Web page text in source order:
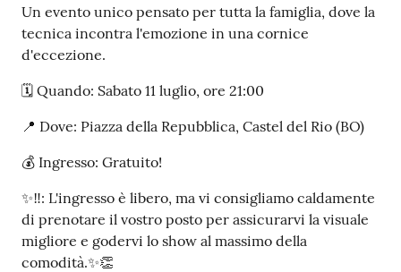
Un evento unico pensato per tutta la famiglia, dove la
tecnica incontra l'emozione in una cornice
d'eccezione.
🗓️ Quando: Sabato 11 luglio, ore 21:00
📍 Dove: Piazza della Repubblica, Castel del Rio (BO)
💰 Ingresso: Gratuito!
✨‼️: L'ingresso è libero, ma vi consigliamo caldamente
di prenotare il vostro posto per assicurarvi la visuale
migliore e godervi lo show al massimo della
comodità.✨👏